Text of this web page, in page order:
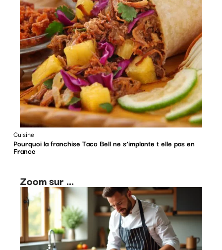
Cuisine
Pourquoi la franchise Taco Bell ne s’implante t elle pas en
France
Zoom sur ...